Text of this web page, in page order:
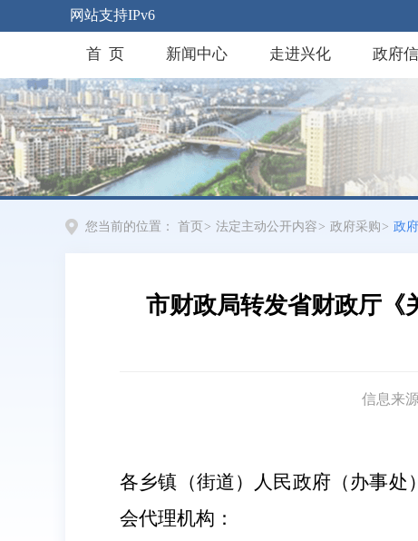
网站支持IPv6
首 页 新闻中心 走进兴化 政府
您当前的位置： 首页 > 法定主动公开内容 > 政府采购 > 政
市财政局转发省财政厅《
信息来
各乡镇（街道）人民政府（办事处）
会代理机构 ：